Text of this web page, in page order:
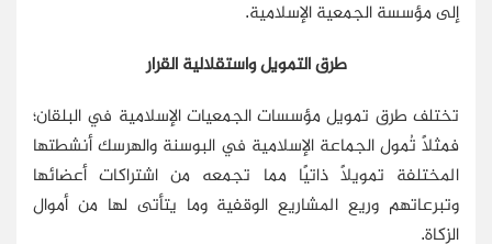
إلى مؤسسة الجمعية الإسلامية.
طرق التمويل واستقلالية القرار
تختلف طرق تمويل مؤسسات الجمعيات الإسلامية في البلقان؛
فمثلاً تُمول الجماعة الإسلامية في البوسنة والهرسك أنشطتها
المختلفة تمويلاً ذاتيًا مما تجمعه من اشتراكات أعضائها
وتبرعاتهم وريع المشاريع الوقفية وما يتأتى لها من أموال
الزكاة.